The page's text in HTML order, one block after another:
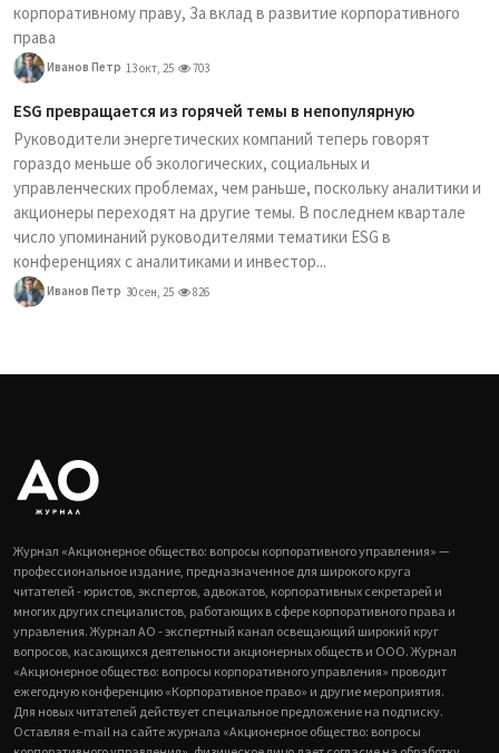
корпоративному праву, За вклад в развитие корпоративного
права
Иванов Петр 13 окт, 25 703
ESG превращается из горячей темы в непопулярную
Руководители энергетических компаний теперь говорят
гораздо меньше об экологических, социальных и
управленческих проблемах, чем раньше, поскольку аналитики и
акционеры переходят на другие темы. В последнем квартале
число упоминаний руководителями тематики ESG в
конференциях с аналитиками и инвестор...
Иванов Петр 30 сен, 25 826
Журнал «Акционерное общество: вопросы корпоративного управления» —
профессиональное издание, предназначенное для широкого круга
читателей - юристов, экспертов, адвокатов, корпоративных секретарей и
многих других специалистов, работающих в сфере корпоративного права и
управления. Журнал АО - экспертный канал освещающий широкий круг
вопросов, касающихся деятельности акционерных обществ и ООО. Журнал
«Акционерное общество: вопросы корпоративного управления» проводит
ежегодную конференцию «Корпоративное право» и другие мероприятия.
Для новых читателей действует специальное предложение на подписку.
Оставляя e-mail на сайте журнала «Акционерное общество: вопросы